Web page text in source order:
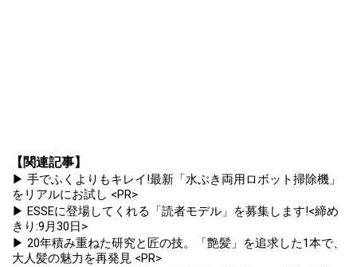
【関連記事】
▶ 手でふくよりもキレイ!最新「水ぶき両用ロボット掃除機」
をリアルにお試し <PR>
▶ ESSEに登場してくれる「読者モデル」を募集します!<締め
きり:9月30日>
▶ 20年積み重ねた研究と匠の技。「艶髪」を追求した1本で、
大人髪の魅力を再発見 <PR>